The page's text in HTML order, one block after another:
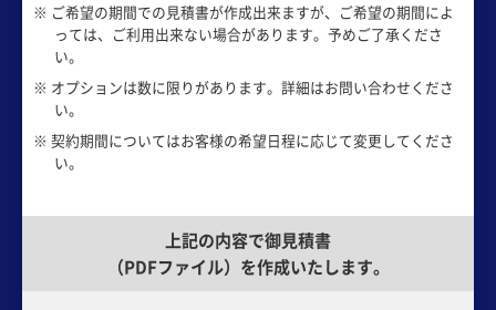
※ ご希望の期間での見積書が作成出来ますが、ご希望の期間によ
っては、ご利用出来ない場合があります。予めご了承くださ
い。
※ オプションは数に限りがあります。詳細はお問い合わせくださ
い。
※ 契約期間についてはお客様の希望日程に応じて変更してくださ
い。
上記の内容で御見積書
（PDFファイル）を作成いたします。